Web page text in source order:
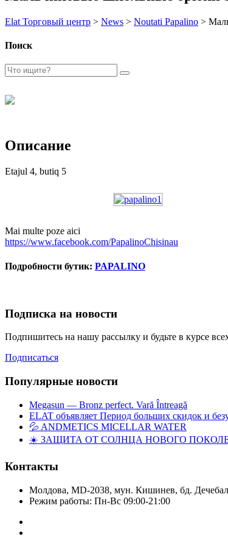
Elat Торговый центр > News > Noutati Papalino >
Поиск
Описание
Etajul 4, butiq 5
Mai multe poze aici
https://www.facebook.com/PapalinoChisinau
Подробности бутик: PAPALINO
Подписка на новости
Подпишитесь на нашу рассылку и будьте в курсе
Подписаться
Популярные новости
Megasun — Bronz perfect. Vară Întreagă
ELAT объявляет Период больших скидок и
💦 ANDMETICS MICELLAR WATER
☀️ ЗАЩИТА ОТ СОЛНЦА НОВОГО
Контакты
Молдова, MD-2038, мун. Кишинев, бд.
Режим работы: Пн-Вс 09:00-21:00